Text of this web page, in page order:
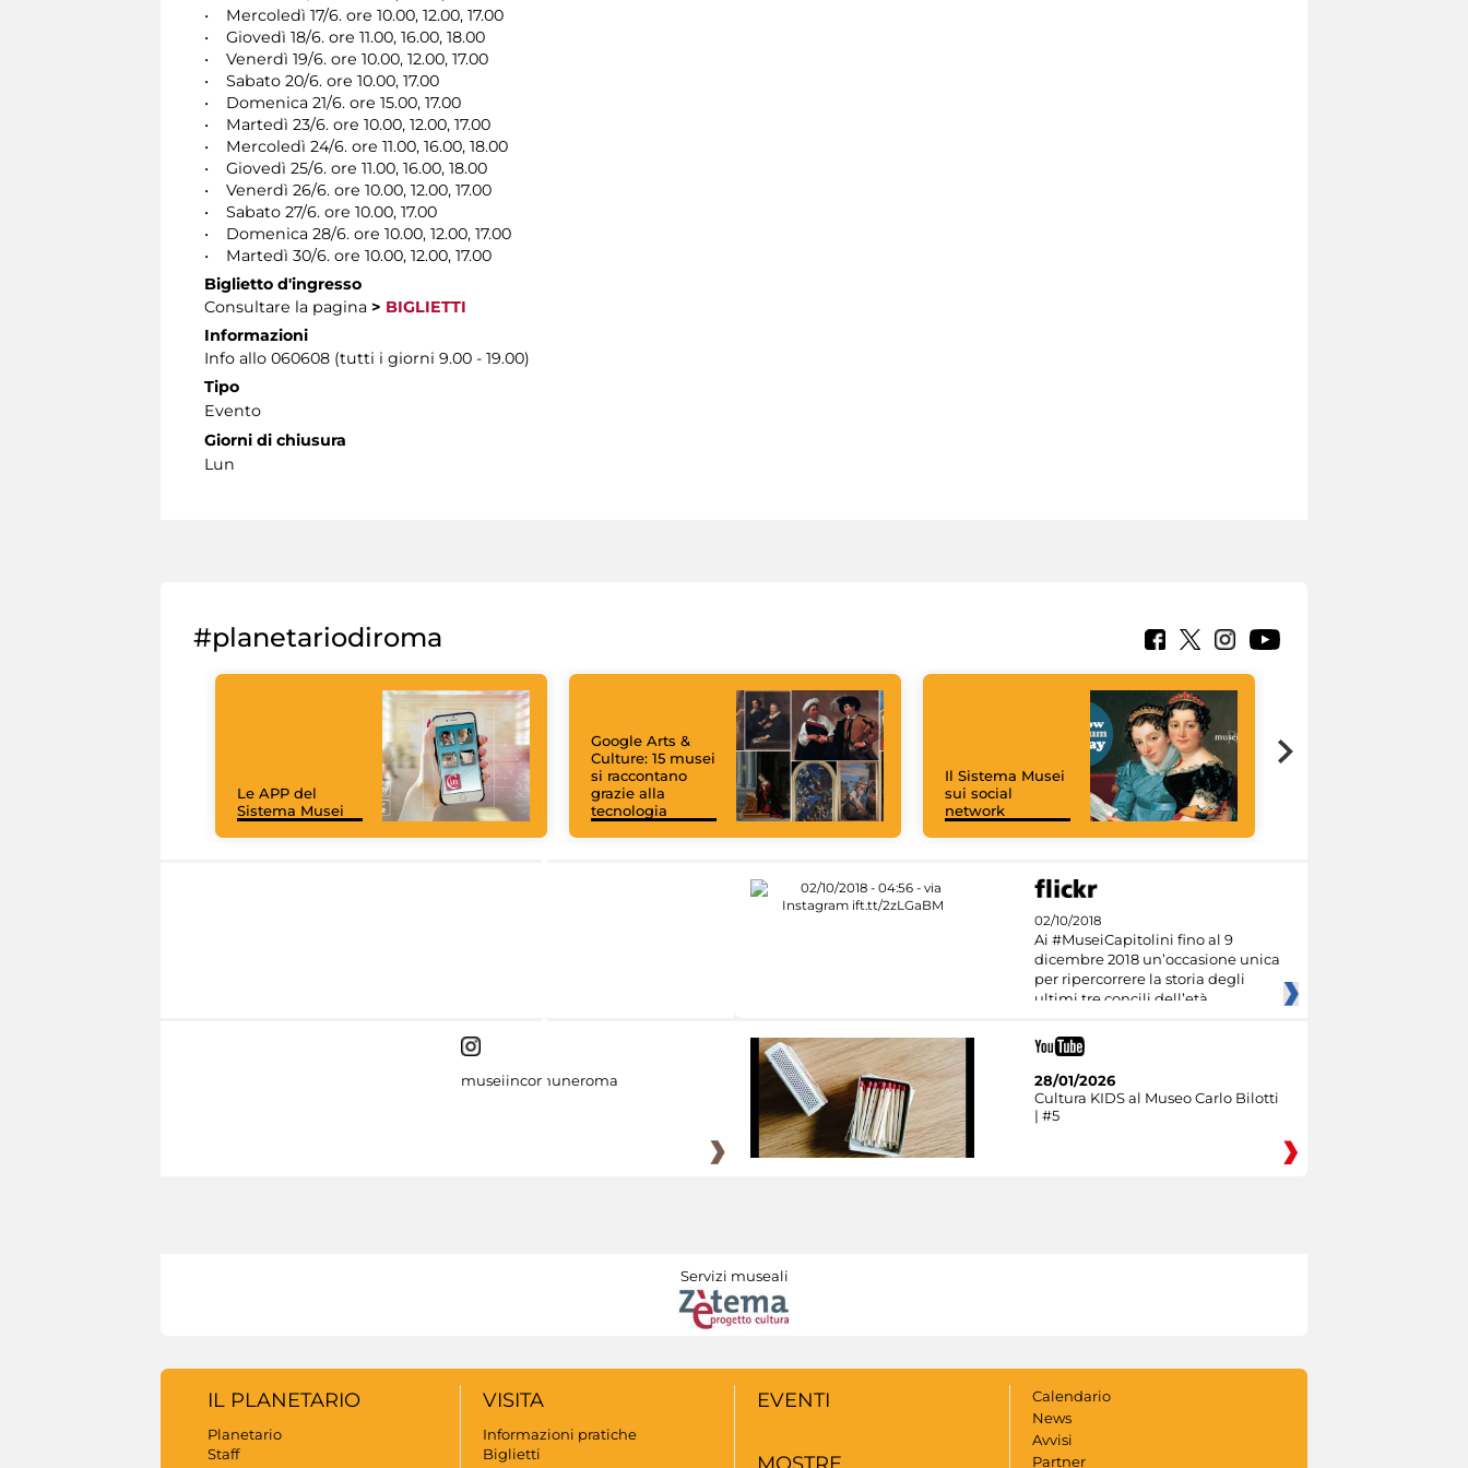
• Mercoledì 17/6. ore 10.00, 12.00, 17.00
• Giovedì 18/6. ore 11.00, 16.00, 18.00
• Venerdì 19/6. ore 10.00, 12.00, 17.00
• Sabato 20/6. ore 10.00, 17.00
• Domenica 21/6. ore 15.00, 17.00
• Martedì 23/6. ore 10.00, 12.00, 17.00
• Mercoledì 24/6. ore 11.00, 16.00, 18.00
• Giovedì 25/6. ore 11.00, 16.00, 18.00
• Venerdì 26/6. ore 10.00, 12.00, 17.00
• Sabato 27/6. ore 10.00, 17.00
• Domenica 28/6. ore 10.00, 12.00, 17.00
• Martedì 30/6. ore 10.00, 12.00, 17.00
Biglietto d'ingresso
Consultare la pagina > BIGLIETTI
Informazioni
Info allo 060608 (tutti i giorni 9.00 - 19.00)
Tipo
Evento
Giorni di chiusura
Lun
#planetariodiroma
Le APP del
Sistema Musei
Google Arts &
Culture: 15 musei
si raccontano
grazie alla
tecnologia
Il Sistema Musei
sui social
network
02/10/2018
Ai #MuseiCapitolini fino al 9
dicembre 2018 un’occasione unica
per ripercorrere la storia degli
ultimi tre concili dell’età
museiincomuneroma
28/01/2026
Cultura KIDS al Museo Carlo Bilotti
| #5
Servizi museali
IL PLANETARIO
Planetario
Staff
VISITA
Informazioni pratiche
Biglietti
EVENTI
MOSTRE
Calendario
News
Avvisi
Partner